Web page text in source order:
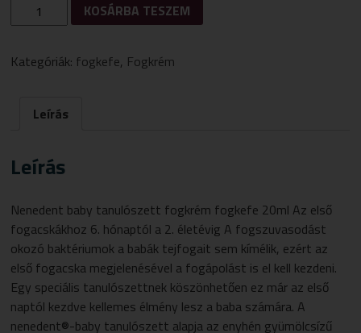
FLUORIDMENTES
MENNYISÉG
KOSÁRBA TESZEM
Kategóriák: fogkefe, Fogkrém
Leírás
Leírás
Nenedent baby tanulószett fogkrém fogkefe 20ml Az első
fogacskákhoz 6. hónaptól a 2. életévig A fogszuvasodást
okozó baktériumok a babák tejfogait sem kímélik, ezért az
első fogacska megjelenésével a fogápolást is el kell kezdeni.
Egy speciális tanulószettnek köszönhetően ez már az első
naptól kezdve kellemes élmény lesz a baba számára. A
nenedent®-baby tanulószett alapja az enyhén gyümölcsízű